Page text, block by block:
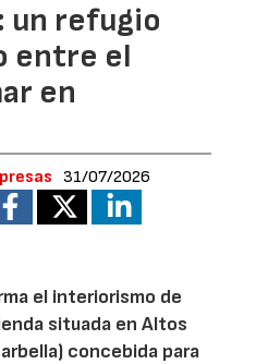
un refugio
entre el
en
31/07/2026
el interiorismo de
situada en Altos
concebida para